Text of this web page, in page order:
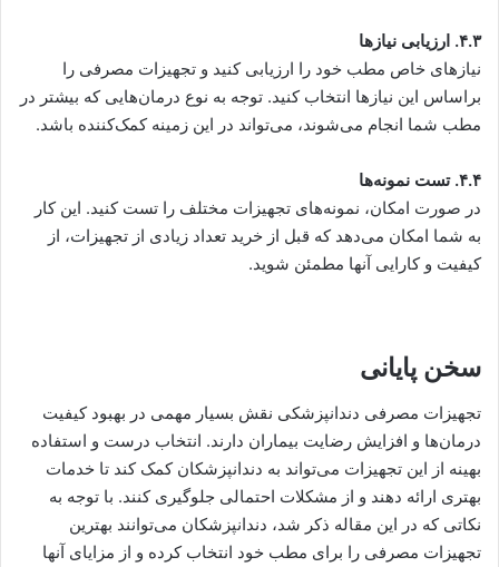
۴.۳. ارزیابی نیازها
نیازهای خاص مطب خود را ارزیابی کنید و تجهیزات مصرفی را
براساس این نیازها انتخاب کنید. توجه به نوع درمان‌هایی که بیشتر در
مطب شما انجام می‌شوند، می‌تواند در این زمینه کمک‌کننده باشد.
۴.۴. تست نمونه‌ها
در صورت امکان، نمونه‌های تجهیزات مختلف را تست کنید. این کار
به شما امکان می‌دهد که قبل از خرید تعداد زیادی از تجهیزات، از
کیفیت و کارایی آنها مطمئن شوید.
سخن پایانی
تجهیزات مصرفی دندانپزشکی نقش بسیار مهمی در بهبود کیفیت
درمان‌ها و افزایش رضایت بیماران دارند. انتخاب درست و استفاده
بهینه از این تجهیزات می‌تواند به دندانپزشکان کمک کند تا خدمات
بهتری ارائه دهند و از مشکلات احتمالی جلوگیری کنند. با توجه به
نکاتی که در این مقاله ذکر شد، دندانپزشکان می‌توانند بهترین
تجهیزات مصرفی را برای مطب خود انتخاب کرده و از مزایای آنها